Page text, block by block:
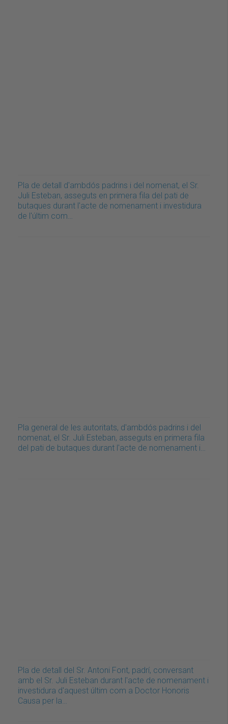
Pla de detall d'ambdós padrins i del nomenat, el Sr.
Juli Esteban, asseguts en primera fila del pati de
butaques durant l'acte de nomenament i investidura
de l'últim com…
Pla general de les autoritats, d'ambdós padrins i del
nomenat, el Sr. Juli Esteban, asseguts en primera fila
del pati de butaques durant l'acte de nomenament i…
Pla de detall del Sr. Antoni Font, padrí, conversant
amb el Sr. Juli Esteban durant l'acte de nomenament i
investidura d'aquest últim com a Doctor Honoris
Causa per la…